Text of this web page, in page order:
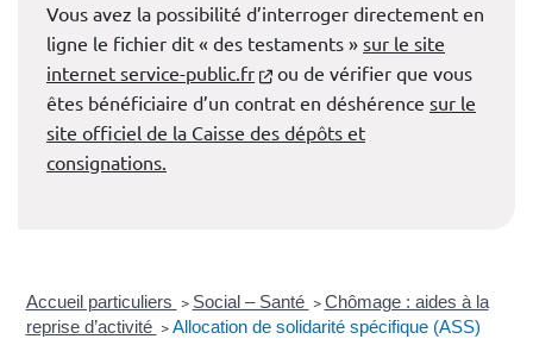
Vous avez la possibilité d’interroger directement en
ligne le fichier dit « des testaments » sur le site
internet service-public.fr
(nouvelle fenêtre)
ou de vérifier que vous
êtes bénéficiaire d’un contrat en déshérence sur le
site officiel de la Caisse des dépôts et
consignations.
Accueil particuliers > Social – Santé > Chômage : aides à la
reprise d’activité > Allocation de solidarité spécifique (ASS)